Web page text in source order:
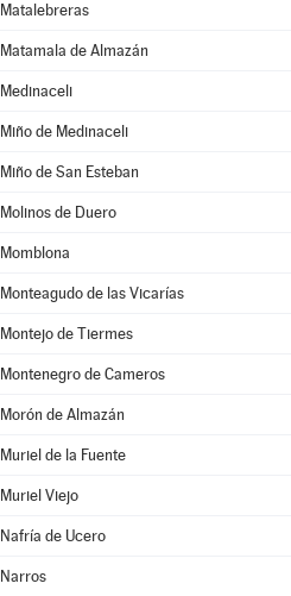
Matalebreras
Matamala de Almazán
Medinaceli
Miño de Medinaceli
Miño de San Esteban
Molinos de Duero
Momblona
Monteagudo de las Vicarías
Montejo de Tiermes
Montenegro de Cameros
Morón de Almazán
Muriel de la Fuente
Muriel Viejo
Nafría de Ucero
Narros